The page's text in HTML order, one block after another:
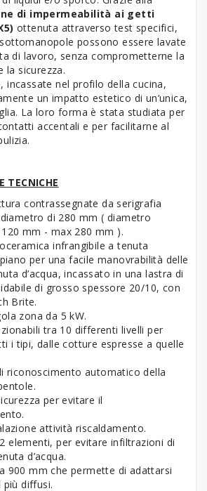
di impermeabilità ai getti
ottenuta attraverso test specifici,
possono essere lavate
di lavoro, senza comprometterne la
la sicurezza.
, incassate nel profilo della cucina,
un impatto estetico di un’unica,
La loro forma è stata studiata per
accentali e per facilitarne al
TECNICHE
contrassegnate da serigrafia
di 280 mm ( diametro
mm - max 280 mm ).
infrangibile a tenuta
per una facile manovrabilità delle
d’acqua, incassato in una lastra di
di grosso spessore 20/10, con
Brite.
zona da 5 kW.
tra 10 differenti livelli per
i tipi, dalle cotture espresse a quelle
riconoscimento automatico della
per evitare il
attività riscaldamento.
elementi, per evitare infiltrazioni di
d’acqua.
900 mm che permette di adattarsi
più diffusi.